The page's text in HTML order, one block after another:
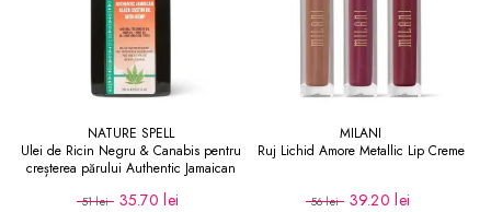
NATURE SPELL
Ulei de Ricin Negru & Canabis pentru
creșterea părului Authentic Jamaican
51 lei 35.70 lei
MILANI
Ruj Lichid Amore Metallic Lip Creme
56 lei 39.20 lei